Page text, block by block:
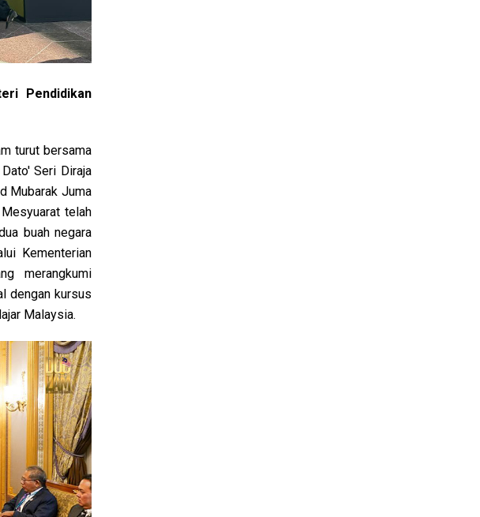
Pendidikan
turut bersama
Seri Diraja
Mubarak Juma
telah
buah negara
Kementerian
merangkumi
dengan kursus
Malaysia.